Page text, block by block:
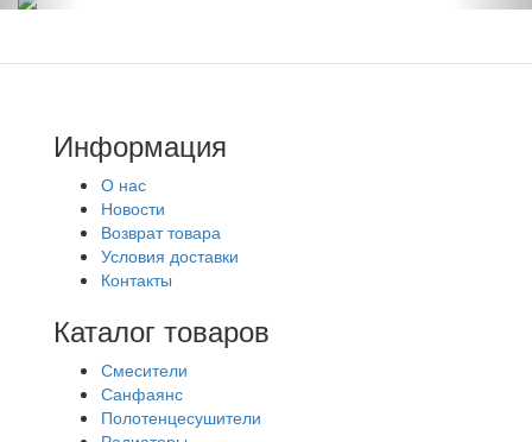
Информация
О нас
Новости
Возврат товара
Условия доставки
Контакты
Каталог товаров
Смесители
Санфаянс
Полотенцесушители